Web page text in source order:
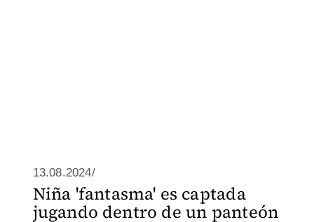
13.08.2024/
Niña 'fantasma' es captada
jugando dentro de un panteón